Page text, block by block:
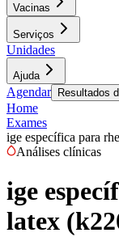
Vacinas
Serviços
Unidades
Ajuda
Agendar Resultados
Home
Exames
ige específica para
Análises clínicas
ige
latex